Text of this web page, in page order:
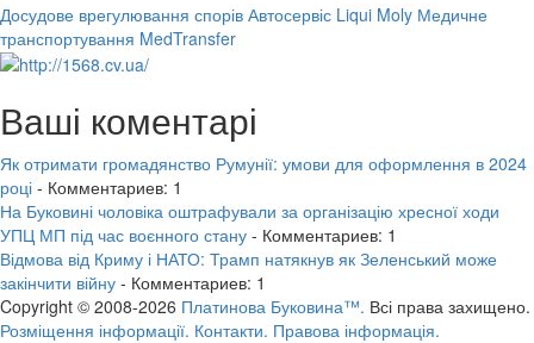
Досудове врегулювання спорів Автосервіс Liqui Moly Медичне
транспортування MedTransfer
Ваші коментарі
Як отримати громадянство Румунії: умови для оформлення в 2024
році - Комментариев: 1
На Буковині чоловіка оштрафували за організацію хресної ходи
УПЦ МП під час воєнного стану - Комментариев: 1
Відмова від Криму і НАТО: Трамп натякнув як Зеленський може
закінчити війну - Комментариев: 1
Copyright © 2008-2026 Платинова Буковина™. Всі права захищено.
Розміщення інформації. Контакти. Правова інформація.